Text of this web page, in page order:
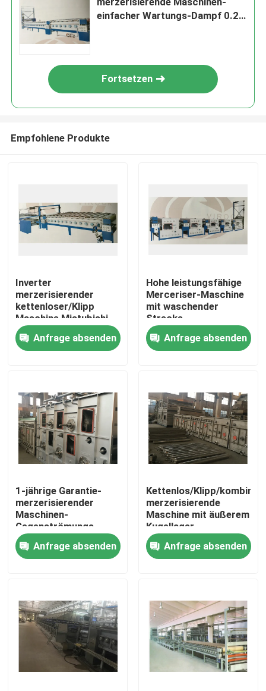
Haus
Über uns
Fabrik-Ausflug
Qualitätskontrolle
Treten Sie mit uns in Verbindung
Fordern Sie ein Zitat
stenter Raffineur
einfacher Wartungs-Dampf 0.2-
Fortsetzen
Empfohlene Produkte
Inverter
merzerisierender
kettenloser/Klipp
Maschine Mistubishi-
Kontrollinverter/kombinierte
Art Anfrage absenden
Hohe leistungsfähige
Merceriser-Maschine
mit waschender
Strecke,
Gegenströmungs-Art
waschender Kasten
Anfrage absenden
1-jährige Garantie-
merzerisierender
Maschinen-
Gegenströmungs-
waschender Kasten
SS 304Anfrage absenden
Kettenlos/Klipp/
merzerisierende
Maschine mit äußerem
Kugellager
Anfrage absenden